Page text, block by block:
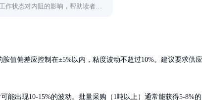
作状态对内阻的影响，帮助读者理
值偏差应控制在±5%以内，粘度波动不超过10%。建议要求供应
能出现10-15%的波动。批量采购（1吨以上）通常能获得5-8%的